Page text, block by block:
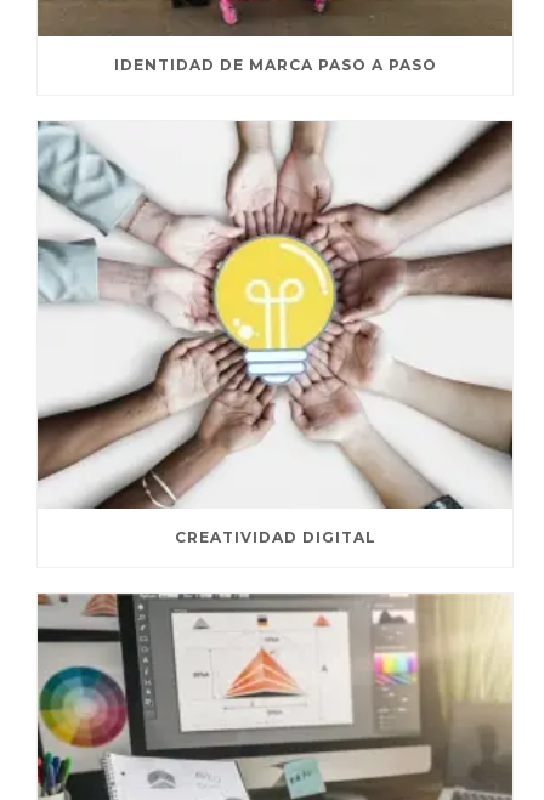
IDENTIDAD DE MARCA PASO A PASO
CREATIVIDAD DIGITAL